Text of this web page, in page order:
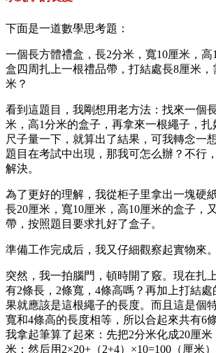
下面是一道數學思考題：
一個長方體禮盒，長2分米，寬10厘米，
盒四周扎上一根禮品帶，打結處長8厘米
米？
看到這題目，我剛想用老方法：找來一個
米，高1分米的盒子，再拿來一根繩子，扎
尺子量一下，就算出了結果，可我轉念一
題目在考試中出現，那我可怎么辦？不行
解決。
為了更好的理解，我從柜子里拿出一塊硬
長20厘米，寬10厘米，高10厘米的盒子，
帶，按照題目要求扎好了盒子。
準備工作完成后，我又仔細觀察起實物來。
突然，我一拍腦門，頓時開了竅。現在扎
有2條長，2條寬，4條高嗎？再加上打結
果就應該是這根繩子的長度。而且這是個
寬和4條高的長度相等，所以合起來共有6
我拿起筆算了起來：先把2分米化成20厘米
米；然后用2×20+（2+4）×10=100（厘米